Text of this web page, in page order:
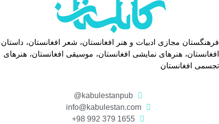
فرهنگستان مجازی ادبیات و هنر افغانستان، شعر افغانستان، داستان
افغانستان، هنرهای نمایشی افغانستان، موسیقی افغانستان، هنرهای
تجسمی افغانستان
kabulestanpub@
info@kabulestan.com
1655 379 992 98+